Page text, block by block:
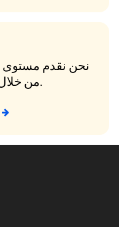
نحن نقدم مستوى
من خلال فريق الدعم ذو الخبرة لدينا.